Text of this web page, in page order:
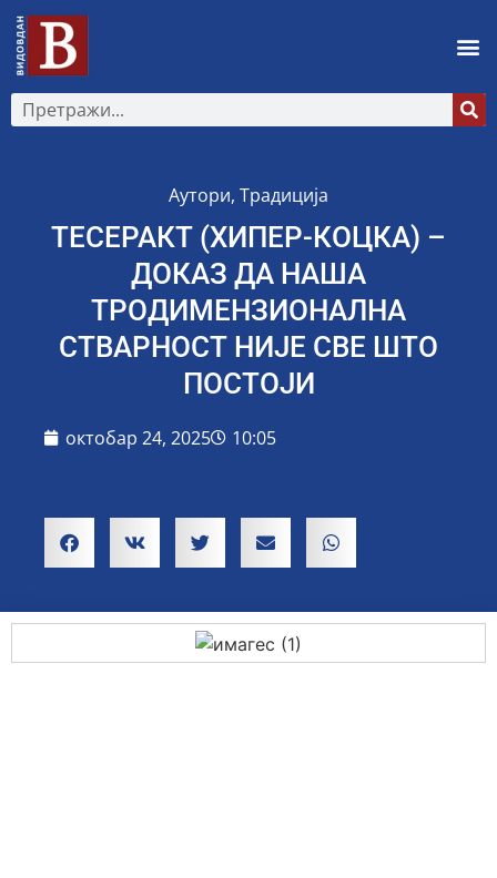
Аутори, Традиција
ТЕСЕРАКТ (ХИПЕР-КОЦКА) –
ДОКАЗ ДА НАША
ТРОДИМЕНЗИОНАЛНА
СТВАРНОСТ НИЈЕ СВЕ ШТО
ПОСТОЈИ
октобар 24, 2025 10:05